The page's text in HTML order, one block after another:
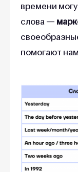
времени
слова —
помогают